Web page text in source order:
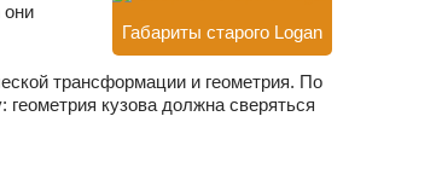
Габариты старого Logan
они
трансформации и геометрия. По
кузова должна сверяться